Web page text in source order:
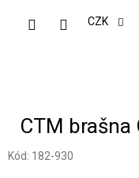
CZK
CTM brašna
Kód: 182-930